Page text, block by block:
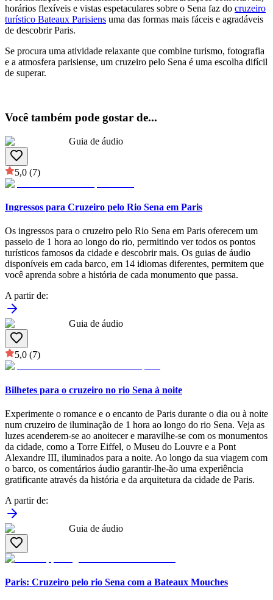
horários flexíveis e vistas espetaculares sobre o Sena faz do cruzeiro
turístico Bateaux Parisiens uma das formas mais fáceis e agradáveis
de descobrir Paris.
Se procura uma atividade relaxante que combine turismo, fotografia
e a atmosfera parisiense, um cruzeiro pelo Sena é uma escolha difícil
de superar.
Você também pode gostar de...
Guia de áudio
5,0 (7)
Ingressos para Cruzeiro pelo Rio Sena em Paris
Os ingressos para o cruzeiro pelo Rio Sena em Paris oferecem um
passeio de 1 hora ao longo do rio, permitindo ver todos os pontos
turísticos famosos da cidade e descobrir mais. Os guias de áudio
disponíveis em cada barco, em 14 idiomas diferentes, permitem que
você aprenda sobre a história de cada monumento que passa.
A partir de:
Guia de áudio
5,0 (7)
Bilhetes para o cruzeiro no rio Sena à noite
Experimente o romance e o encanto de Paris durante o dia ou à noite
num cruzeiro de iluminação de 1 hora ao longo do rio Sena. Veja as
luzes acenderem-se ao anoitecer e maravilhe-se com os monumentos
da cidade, como a Torre Eiffel, o Museu do Louvre e a Pont
Alexandre III, iluminados para a noite. Ao longo da sua viagem com
o barco, os comentários áudio garantir-lhe-ão uma experiência
gratificante através da história e da arquitetura da cidade de Paris.
A partir de:
Guia de áudio
Paris: Cruzeiro pelo rio Sena com a Bateaux Mouches